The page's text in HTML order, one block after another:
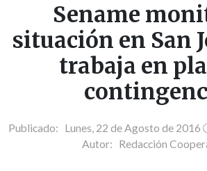
Sename
situación en San
trabaja en
Publicado: Lunes, 22 de Agosto de 2016
Autor: Redacción